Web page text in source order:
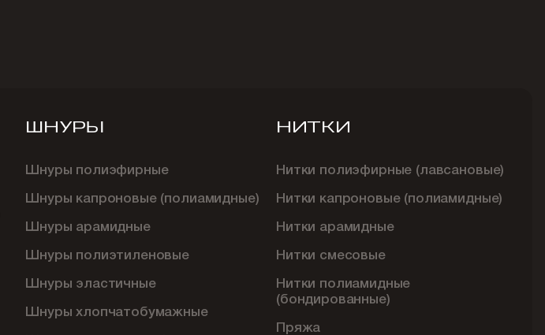
ШНУРЫ
Шнуры полиэфирные
Шнуры капроновые (полиамидные)
Шнуры арамидные
Шнуры полиэтиленовые
Шнуры эластичные
Шнуры хлопчатобумажные
НИТКИ
Нитки полиэфирные (лавсановые)
Нитки капроновые (полиамидные)
Нитки арамидные
Нитки смесовые
Нитки полиамидные
(бондированные)
Пряжа